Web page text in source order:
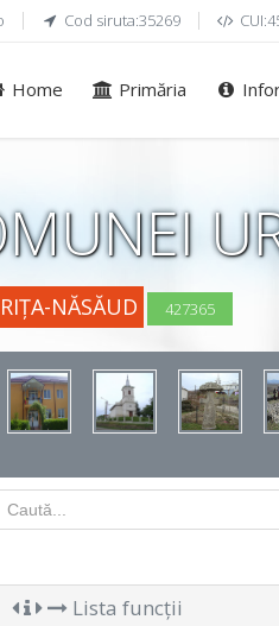
Cod siruta:35269
Home Primăria
NĂSĂUD 427365
Lista funcții